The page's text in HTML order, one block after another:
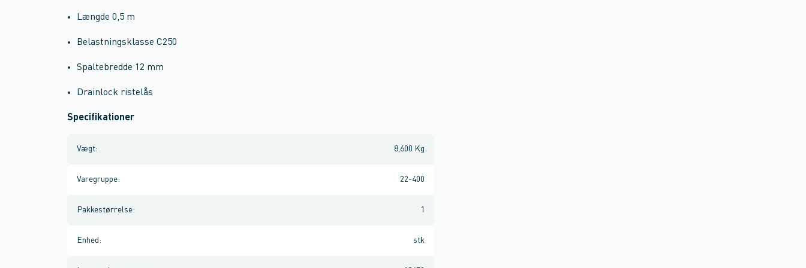
Længde 0,5 m
Belastningsklasse C250
Spaltebredde 12 mm
Drainlock ristelås
Specifikationer
Vægt: 8,600 Kg
Varegruppe: 22-400
Pakkestørrelse: 1
Enhed : stk